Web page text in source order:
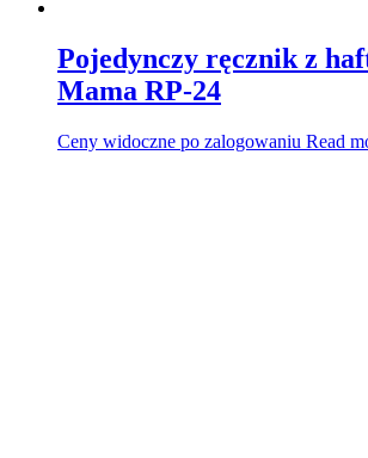
Pojedynczy ręcznik z
Mama RP-24
Ceny widoczne po zalogowaniu Read